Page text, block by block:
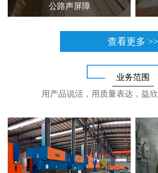
公路声屏障
查看更多 >>
业务范围
用产品说活，用质量表达，益